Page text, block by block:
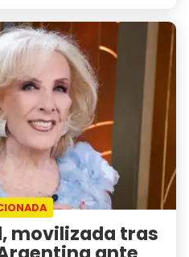
movilizada tras